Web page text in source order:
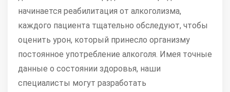
начинается реабилитация от алкоголизма,
каждого пациента тщательно обследуют, чтобы
оценить урон, который принесло организму
постоянное употребление алкоголя. Имея точные
данные о состоянии здоровья, наши
специалисты могут разработать